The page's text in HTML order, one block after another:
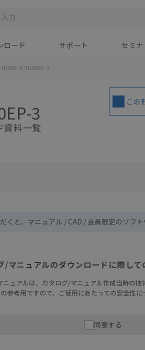
ロード サポート セミナ
3 / R150EP-3
3
資料一覧
この
くと、マニュアル / CAD / 会員限定のソフ
/マニュアルのダウンロードに際して
ュアルは、カタログ/マニュアル作成当時の
参考用ですので、ご使用にあたっての安全性
に重大な危険を及ぼすような用途に使用される
確保できるよう設計されていること、および本
同意する